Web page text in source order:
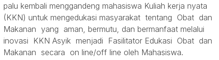
palu kembali menggandeng mahasiswa Kuliah kerja nyata
(KKN) untuk mengedukasi masyarakat tentang Obat dan
Makanan yang aman, bermutu, dan bermanfaat melalui
inovasi KKN Asyik menjadi Fasilitator Edukasi Obat dan
Makanan secara on line/off line oleh Mahasiswa.